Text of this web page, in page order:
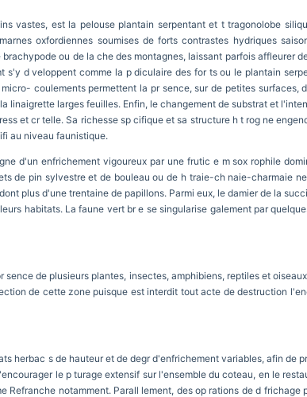
vastes, est la pelouse plantain serpentant et t tragonolobe
oxfordiennes soumises de forts contrastes hydriques
ou de la che des montagnes, laissant parfois affleurer
s'y d veloppent comme la p diculaire des for ts ou le plantain
coulements permettent la pr sence, sur de petites surfaces,
linaigrette larges feuilles. Enfin, le changement de substrat et
et cr telle. Sa richesse sp cifique et sa structure h t rog ne
au niveau faunistique.
d'un enfrichement vigoureux par une frutic e m sox rophile
de pin sylvestre et de bouleau ou de h traie-ch naie-charmaie
plus d'une trentaine de papillons. Parmi eux, le damier de la
habitats. La faune vert br e se singularise galement par
de plusieurs plantes, insectes, amphibiens, reptiles et
de cette zone puisque est interdit tout acte de destruction
herbac s de hauteur et de degr d'enfrichement variables, afin de
le p turage extensif sur l'ensemble du coteau, en le
notamment. Parall lement, des op rations de d frichage